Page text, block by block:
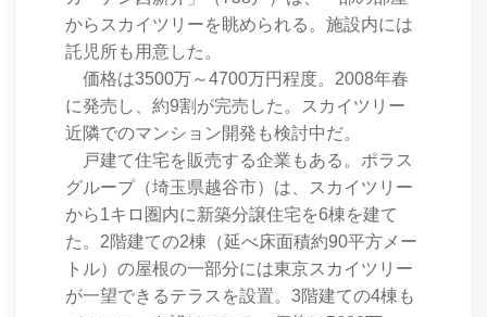
からスカイツリーを眺められる。施設内には
託児所も用意した。
価格は3500万～4700万円程度。2008年春
に発売し、約9割が完売した。スカイツリー
近隣でのマンション開発も検討中だ。
戸建て住宅を販売する企業もある。ポラス
グループ（埼玉県越谷市）は、スカイツリー
から1キロ圏内に新築分譲住宅を6棟を建て
た。2階建ての2棟（延べ床面積約90平方メー
トル）の屋根の一部分には東京スカイツリー
が一望できるテラスを設置。3階建ての4棟も